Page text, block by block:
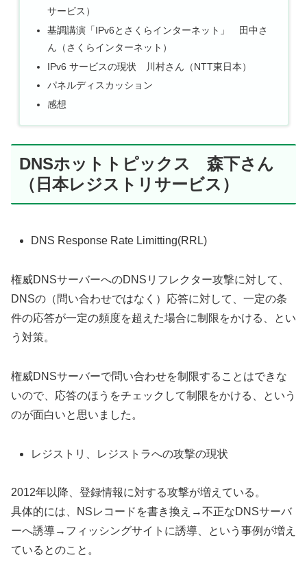
サービス）
基調講演「IPv6とさくらインターネット」 田中さ
ん（さくらインターネット）
IPv6 サービスの現状 川村さん（NTT東日本）
パネルディスカッション
感想
DNSホットトピックス 森下さん
（日本レジストリサービス）
DNS Response Rate Limitting(RRL)
権威DNSサーバーへのDNSリフレクター攻撃に対して、
DNSの（問い合わせではなく）応答に対して、一定の条
件の応答が一定の頻度を超えた場合に制限をかける、とい
う対策。
権威DNSサーバーで問い合わせを制限することはできな
いので、応答のほうをチェックして制限をかける、という
のが面白いと思いました。
レジストリ、レジストラへの攻撃の現状
2012年以降、登録情報に対する攻撃が増えている。
具体的には、NSレコードを書き換え→不正なDNSサーバ
ーへ誘導→フィッシングサイトに誘導、という事例が増え
ているとのこと。